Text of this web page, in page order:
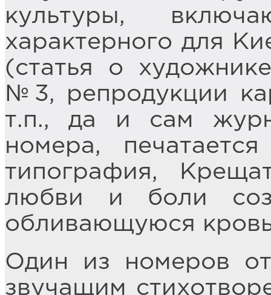
культуры,
характерного для
(статья о
№3, репродукции
т.п., да и сам
номера,
типография,
любви и боли
обливающуюся
Один из номеров
звучащим